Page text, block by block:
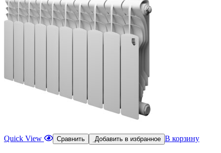
Quick View Сравнить Добавить в избранное В корзину